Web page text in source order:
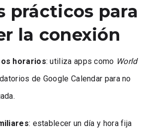
prácticos para
la conexión
horarios: utiliza apps como World
de Google Calendar para no
: establecer un día y hora fija